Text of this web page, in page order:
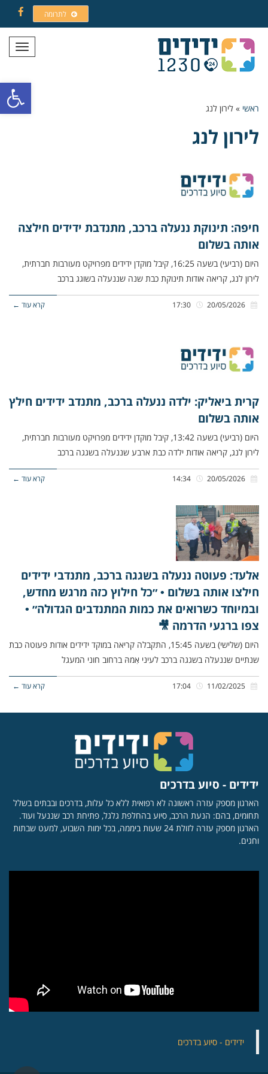
פתח
לתרומה
תפריט
ראשי » לירון לנג
לירון לנג
חיפה: תינוקת ננעלה ברכב, מתנדבת ידידים חילצה
אותה בשלום
היום (רביעי) בשעה 16:25, קיבל מוקדן ידידים מפרויקט מעורבות חברתית,
לירון לנג, קריאה אודות תינוקת כבת שנה שננעלה בשוגג ברכב
קרא עוד ←
קרית ביאליק: ילדה ננעלה ברכב, מתנדב ידידים חילץ
אותה בשלום
היום (רביעי) בשעה 13:42, קיבל מוקדן ידידים מפרויקט מעורבות חברתית,
לירון לנג, קריאה אודות ילדה כבת ארבע שננעלה בשגגה ברכב
קרא עוד ←
אלעד: פעוטה ננעלה בשגגה ברכב, מתנדבי ידידים
חילצו אותה בשלום • ״כל חילוץ כזה מרגש מחדש,
ובמיוחד כשרואים את כמות המתנדבים הגדולה״ •
צפו ברגעי הדרמה 🎥
היום (שלישי) בשעה 15:45, התקבלה קריאה במוקד ידידים אודות פעוטה כבת
שנתיים שננעלה בשגגה ברכב לעיני אִמהּ ברחוב חוני המעגל
קרא עוד ←
ידידים - סיוע בדרכים
הארגון מספק עזרה ראשונה לא רפואית ללא כל עלות, בדרכים ובבתים בשלל
תחומים, בהם: הנעת הרכב, סיוע בהחלפת גלגל, פתיחת רכב שננעל ועוד.
הארגון מספק עזרה לזולת 24 שעות ביממה, בכל ימות השבוע, למעט שבתות
וחגים.
‏ידידים - סיוע בדרכים